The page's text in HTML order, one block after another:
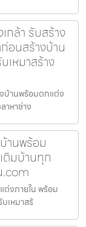
กล้า รับสร้าง
อนสร้างบ้าน
เหมาสร้าง
บ้านพร้อมตกแต่ง
าหาช่าง
านพร้อม
ติมบ้านทุก
.com
ต่งภายใน พร้อม
เหมาสร้